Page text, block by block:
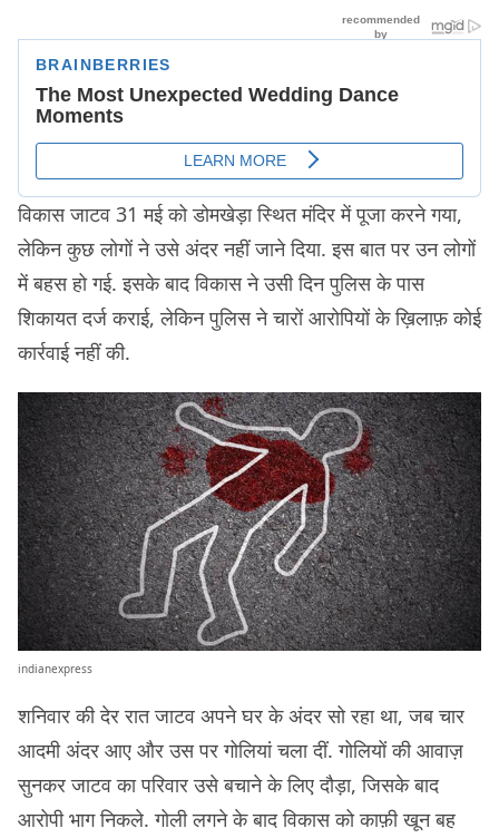
विकास जाटव 31 मई को डोमखेड़ा स्थित मंदिर में पूजा करने गया,
लेकिन कुछ लोगों ने उसे अंदर नहीं जाने दिया. इस बात पर उन लोगों
में बहस हो गई. इसके बाद विकास ने उसी दिन पुलिस के पास
शिकायत दर्ज कराई, लेकिन पुलिस ने चारों आरोपियों के ख़िलाफ़ कोई
कार्रवाई नहीं की.
indianexpress
शनिवार की देर रात जाटव अपने घर के अंदर सो रहा था, जब चार
आदमी अंदर आए और उस पर गोलियां चला दीं. गोलियों की आवाज़
सुनकर जाटव का परिवार उसे बचाने के लिए दौड़ा, जिसके बाद
आरोपी भाग निकले. गोली लगने के बाद विकास को काफ़ी खून बह